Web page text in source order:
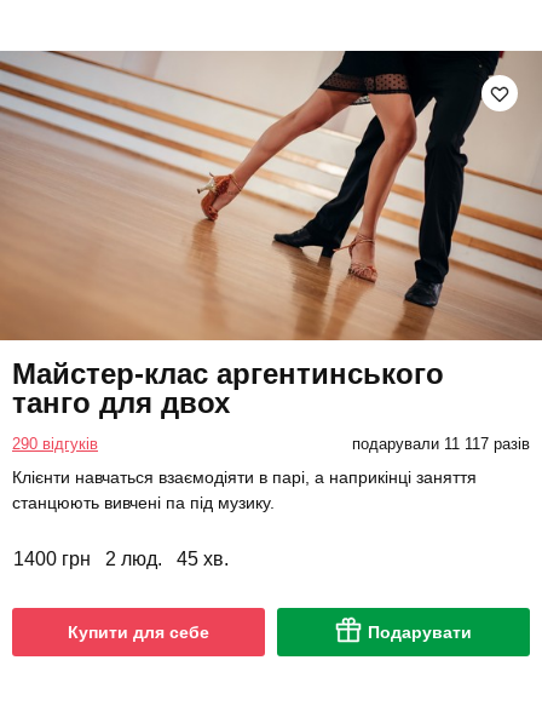
Майстер-клас аргентинського
танго для двох
290 відгуків подарували 11 117 разів
Клієнти навчаться взаємодіяти в парі, а наприкінці заняття
станцюють вивчені па під музику.
1400 грн 2 люд. 45 хв.
Купити для себе Подарувати